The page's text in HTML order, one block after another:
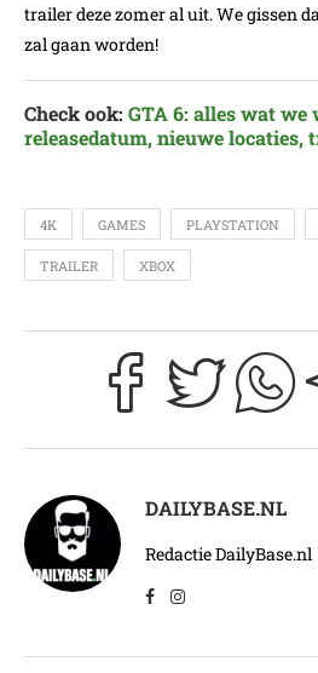
trailer deze zomer al uit. We gissen
zal gaan worden!
Check ook: GTA 6: alles wat we
releasedatum, nieuwe locaties,
4K GAMES PLAYSTATION
TRAILER XBOX
DAILYBASE.NL
Redactie DailyBase.nl